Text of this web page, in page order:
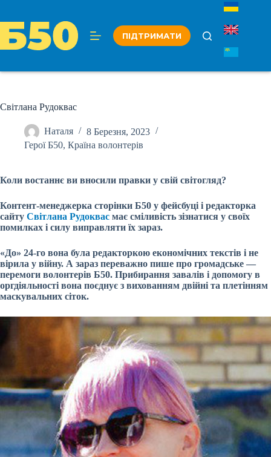
вмісту
ПІДТРИМАТИ
Світлана Рудоквас
Наталя
8 Березня, 2023
Герої Б50, Країна волонтерів
Коли востаннє ви вносили правки у свій світогляд?
Контент-менеджерка сторінки Б50 у фейсбуці і редакторка
сайту Світлана Рудоквас має сміливість зізнатися у своїх
помилках і силу виправляти їх зараз.
«До» 24-го вона була редакторкою економічних текстів і не
вірила у війну. А зараз переважно пише про громадське —
перемоги волонтерів Б50. Прибирання завалів і допомогу в
оргдіяльності вона поєднує з вихованням двійні та плетінням
маскувальних сіток.